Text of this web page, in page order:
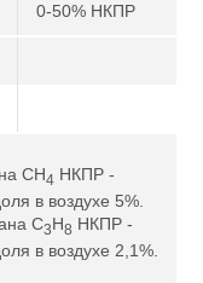
0-50% НКПР
СН4 НКПР -
в воздухе 5%.
С3Н8 НКПР -
в воздухе 2,1%.